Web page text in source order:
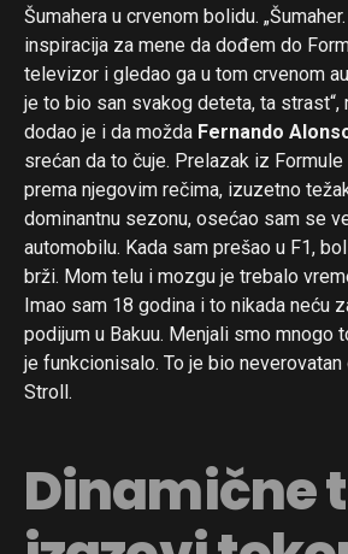
Šumahera u crvenom bolidu.
inspiracija za mene da dođem do
televizor i gledao ga u tom crvenom
je to bio san svakog deteta, ta strast“,
dodao je i da možda Fernando
srećan da to čuje. Prelazak iz
prema njegovim rečima, izuzetno
dominantnu sezonu, osećao sam se
automobilu. Kada sam prešao u F1,
brži. Mom telu i mozgu je trebalo
Imao sam 18 godina i to nikada neću
podijum u Bakuu. Menjali smo mnogo
je funkcionisalo. To je bio neverovatan
Stroll.
Dinamične